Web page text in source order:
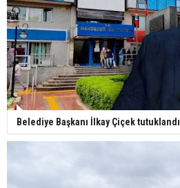
Belediye Başkanı İlkay Çiçek tutuklandı